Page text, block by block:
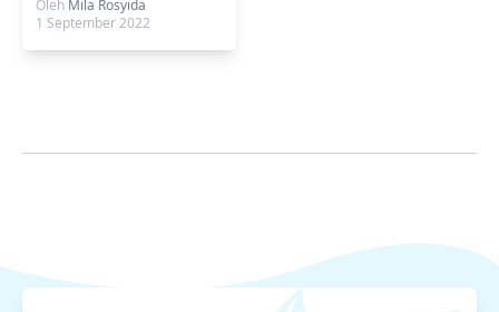
Oleh Mila Rosyida
1 September 2022